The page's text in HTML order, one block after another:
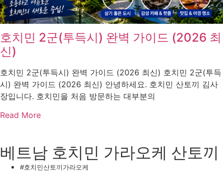
호치민 2군(투득시) 완벽 가이드 (2026 최
신)
호치민 2군(투득시) 완벽 가이드 (2026 최신) 호치민 2군(투득
시) 완벽 가이드 (2026 최신) 안녕하세요. 호치민 산토끼 김사
장입니다. 호치민을 처음 방문하는 대부분의
Read More
베트남 호치민 가라오케 산토끼
#호치민산토끼가라오케